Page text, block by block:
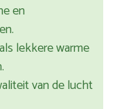
en
lekkere warme
van de lucht